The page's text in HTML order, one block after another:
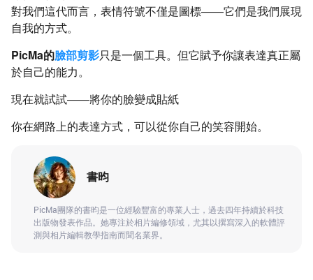
對我們這代而言，表情符號不僅是圖標——它們是我們展現
自我的方式。
PicMa的臉部剪影只是一個工具。但它賦予你讓表達真正屬
於自己的能力。
現在就試試——將你的臉變成貼紙
你在網路上的表達方式，可以從你自己的笑容開始。
書昀
PicMa團隊的書昀是一位經驗豐富的專業人士，過去四年持續於科技
出版物發表作品。她專注於相片編修領域，尤其以撰寫深入的軟體評
測與相片編輯教學指南而聞名業界。